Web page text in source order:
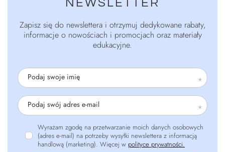
NEWSLETTER
Zapisz się do newslettera i otrzymuj dedykowane rabaty,
informacje o nowościach i promocjach oraz materiały
edukacyjne.
Podaj swoje imię
Podaj swój adres e-mail
Wyrażam zgodę na przetwarzanie moich danych osobowych
(adres e-mail) na potrzeby wysyłki newslettera z informacją
handlową (marketing). Więcej w polityce prywatności.